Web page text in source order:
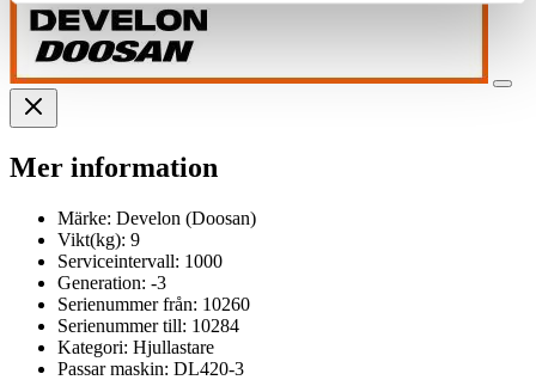
Mer information
Märke: Develon (Doosan)
Vikt(kg): 9
Serviceintervall: 1000
Generation: -3
Serienummer från: 10260
Serienummer till: 10284
Kategori: Hjullastare
Passar maskin: DL420-3